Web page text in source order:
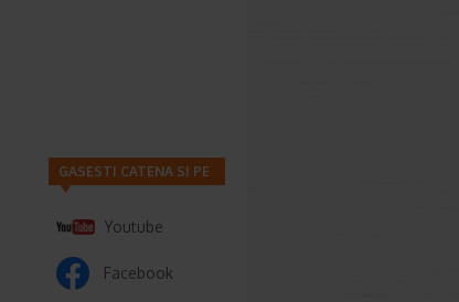
GASESTI CATENA SI PE
Youtube
Facebook